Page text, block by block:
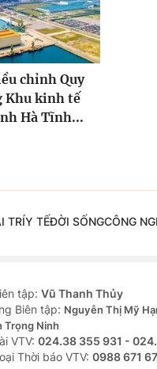
chỉnh Quy
Khu kinh tế
Hà Tĩnh...
TRÍY TẾĐỜI SỐNGCÔNG
tập: Vũ Thanh Thủy
Biên tập: Nguyễn Thị Mỹ
Trọng Ninh
VTV: 024.38 355 931 -
Thời báo VTV: 0988 671